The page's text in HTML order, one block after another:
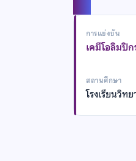
การแข่งขัน
เคมีโอลิมปิ
สถานศึกษา
โรงเรียนวิท